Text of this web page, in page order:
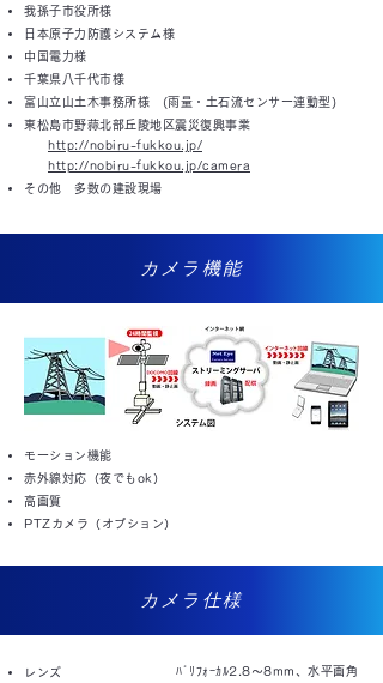
我孫子市役所様
日本原子力防護システム様
中国電力様
千葉県八千代市様
富山立山土木事務所様 (雨量・土石流センサー連動型)
東松島市野蒜北部丘陵地区震災復興事業
http://nobiru-fukkou.jp/
http://nobiru-fukkou.jp/camera
その他 多数の建設現場
​カメラ機能​
モーション機能
赤外線対応（夜でもok）
高画質
PTZカメラ（オプション）
​カメラ仕様
レンズ
ﾊﾞﾘﾌｫｰｶﾙ2.8～8mm、水平画角